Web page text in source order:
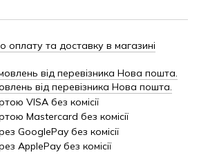
оплату та доставку в магазині
від перевізника Нова пошта.
від перевізника Нова пошта.